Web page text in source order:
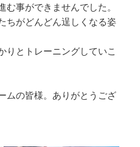
事ができませんでした。
ちがどんどん逞しくなる姿
りとトレーニングしていこ
ムの皆様。ありがとうござ